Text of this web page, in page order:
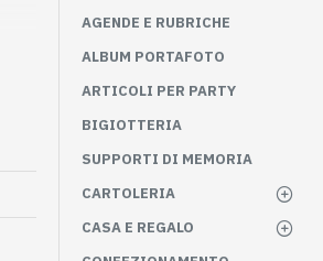
AGENDE E RUBRICHE
ALBUM PORTAFOTO
ARTICOLI PER PARTY
BIGIOTTERIA
SUPPORTI DI MEMORIA
CARTOLERIA
CASA E REGALO